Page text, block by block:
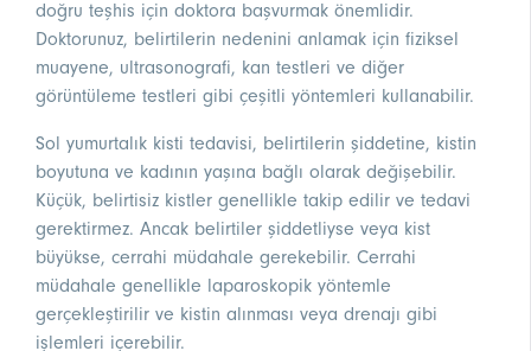
doğru teşhis için doktora başvurmak önemlidir.
Doktorunuz, belirtilerin nedenini anlamak için fiziksel
muayene, ultrasonografi, kan testleri ve diğer
görüntüleme testleri gibi çeşitli yöntemleri kullanabilir.
Sol yumurtalık kisti tedavisi, belirtilerin şiddetine, kistin
boyutuna ve kadının yaşına bağlı olarak değişebilir.
Küçük, belirtisiz kistler genellikle takip edilir ve tedavi
gerektirmez. Ancak belirtiler şiddetliyse veya kist
büyükse, cerrahi müdahale gerekebilir. Cerrahi
müdahale genellikle laparoskopik yöntemle
gerçekleştirilir ve kistin alınması veya drenajı gibi
işlemleri içerebilir.